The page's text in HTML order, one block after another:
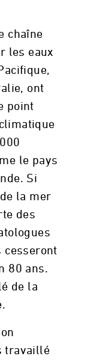
chaîne
les eaux
ont
point
le pays
Si
la mer
des
cesseront
80 ans.
de la
travaillé